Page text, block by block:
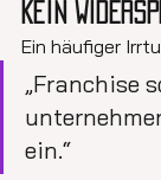
kein
Ein häufiger
„Franchise
ein.“